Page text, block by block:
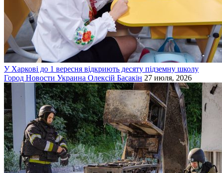
У Харкові до 1 вересня відкриють десяту підземну школу
Город Новости Украина Олексій Басакін 27 июля, 2026